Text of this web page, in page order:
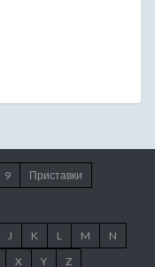
9
Приставки
J K L M
N
X Y Z